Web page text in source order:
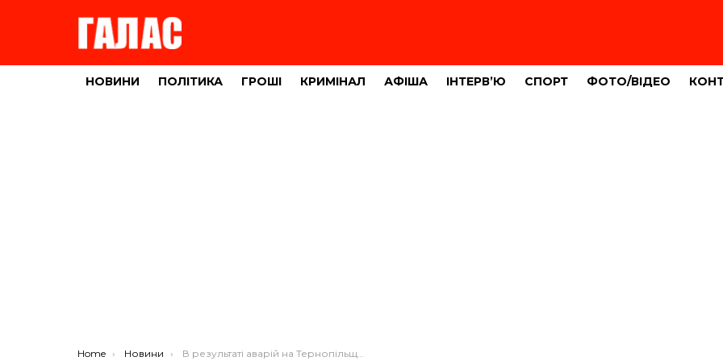
НОВИНИ ПОЛІТИКА ГРОШІ КРИМІНАЛ АФІША ІНТЕРВ’Ю СПОРТ ФОТО/ВІДЕО
You are here:
Home Новини В результаті аварій на Тернопільщині – п’ятеро травмованих